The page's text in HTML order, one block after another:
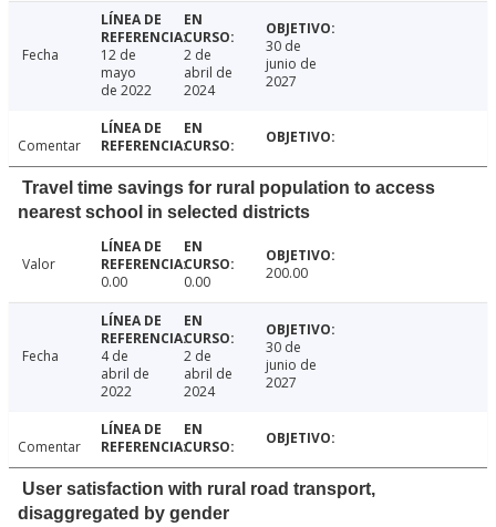
Fecha
12 de
mayo
de 2022
2 de
abril de
2024
30 de
junio de
2027
Comentar
Travel time savings for rural population to access
nearest school in selected districts
Valor
0.00
0.00 200.00
Fecha
4 de
abril de
2022
2 de
abril de
2024
30 de
junio de
2027
Comentar
User satisfaction with rural road transport,
disaggregated by gender